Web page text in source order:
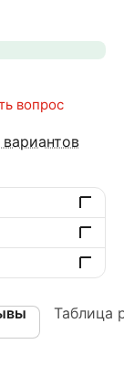
вопрос
Таблица